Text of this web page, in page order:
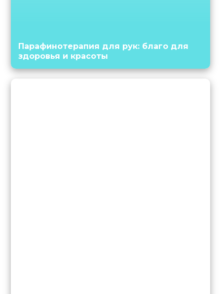
Парафинотерапия для рук: благо для
здоровья и красоты